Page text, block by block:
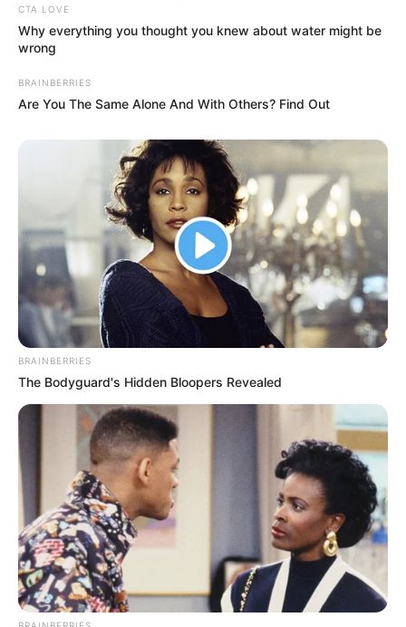
CTA LOVE
Why everything you thought you knew about water might be
wrong
BRAINBERRIES
Are You The Same Alone And With Others? Find Out
BRAINBERRIES
The Bodyguard's Hidden Bloopers Revealed